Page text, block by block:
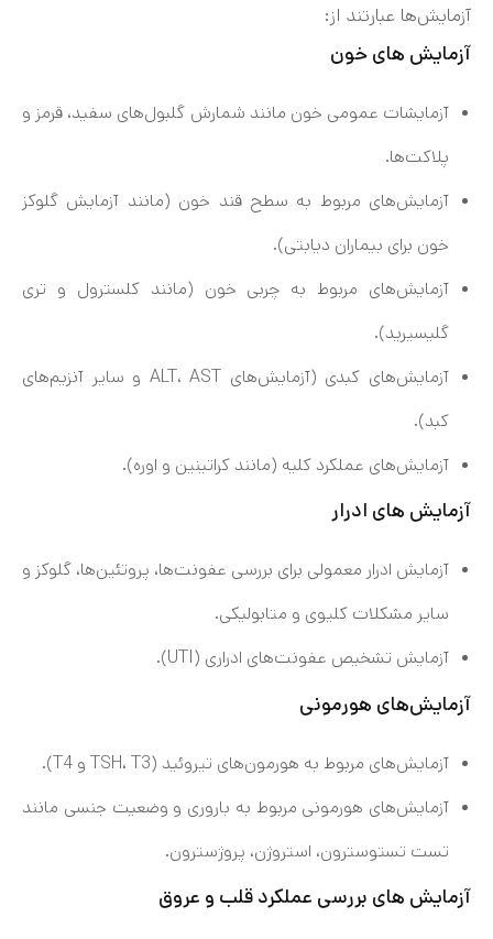
آزمایش‌ها عبارتند از:
آزمایش های خون
آزمایشات عمومی خون مانند شمارش گلبول‌های سفید، قرمز و
پلاکت‌ها.
آزمایش‌های مربوط به سطح قند خون (مانند آزمایش گلوکز
خون برای بیماران دیابتی).
آزمایش‌های مربوط به چربی خون (مانند کلسترول و تری
گلیسیرید).
آزمایش‌های کبدی (آزمایش‌های ALT، AST و سایر آنزیم‌های
کبد).
آزمایش‌های عملکرد کلیه (مانند کراتینین و اوره).
آزمایش های ادرار
آزمایش ادرار معمولی برای بررسی عفونت‌ها، پروتئین‌ها، گلوکز و
سایر مشکلات کلیوی و متابولیکی.
آزمایش تشخیص عفونت‌های ادراری (UTI).
آزمایش‌های هورمونی
آزمایش‌های مربوط به هورمون‌های تیروئید (TSH، T3 و T4).
آزمایش‌های هورمونی مربوط به باروری و وضعیت جنسی مانند
تست تستوسترون، استروژن، پروژسترون.
آزمایش های بررسی عملکرد قلب و عروق